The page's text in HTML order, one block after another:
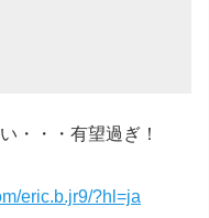
・・・有望過ぎ！
eric.b.jr9/?hl=ja